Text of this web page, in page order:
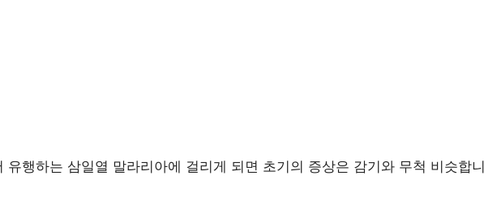
유행하는 삼일열 말라리아에 걸리게 되면 초기의 증상은 감기와 무척 비슷합니